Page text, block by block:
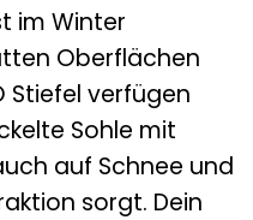
im Winter
Oberflächen
Stiefel verfügen
Sohle mit
auf Schnee und
sorgt. Dein